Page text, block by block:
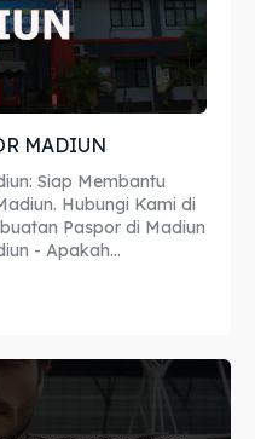
MADIUN
Siap Membantu
Hubungi Kami di
Paspor di Madiun
- Apakah...